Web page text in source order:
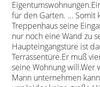
für den Garten. ... Somit
Treppenhaus seine
nur noch eine Wand zu
Haupteingangstüre ist
Terrassentüre.Er muß
seine Wohnung will.Wer
Mann unternehmen